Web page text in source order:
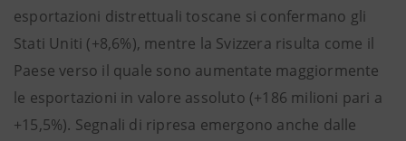
esportazioni distrettuali toscane si confermano gli
Stati Uniti (+8,6%), mentre la Svizzera risulta come il
Paese verso il quale sono aumentate maggiormente
le esportazioni in valore assoluto (+186 milioni pari a
+15,5%). Segnali di ripresa emergono anche dalle